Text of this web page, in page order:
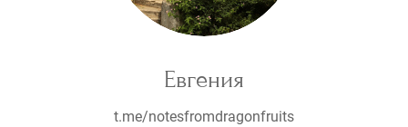
Евгения
t.me/notesfromdragonfruits